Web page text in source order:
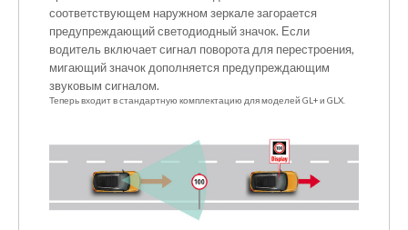
соответствующем наружном зеркале загорается
предупреждающий светодиодный значок. Если
водитель включает сигнал поворота для перестроения,
мигающий значок дополняется предупреждающим
звуковым сигналом.
Теперь входит в стандартную комплектацию для моделей GL+ и GLX.